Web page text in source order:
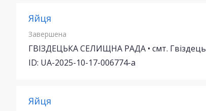
Яйця
Завершена
ГВІЗДЕЦЬКА СЕЛИЩНА РАДА • смт. Гвіздець
ID: UA-2025-10-17-006774-a
Яйця